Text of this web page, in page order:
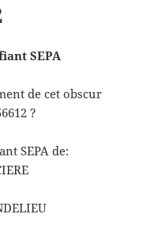
SEPA
de cet obscur
?
SEPA de: